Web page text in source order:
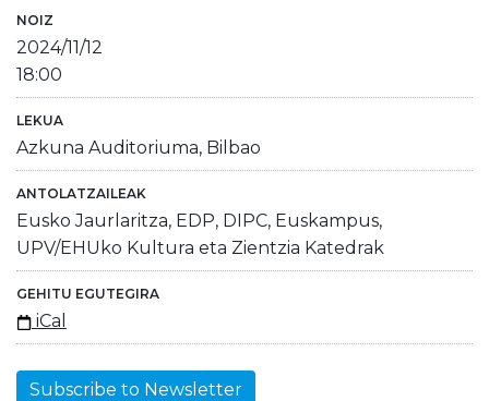
NOIZ
2024/11/12
18:00
LEKUA
Azkuna Auditoriuma, Bilbao
ANTOLATZAILEAK
Eusko Jaurlaritza, EDP, DIPC, Euskampus,
UPV/EHUko Kultura eta Zientzia Katedrak
GEHITU EGUTEGIRA
iCal
Subscribe to Newsletter